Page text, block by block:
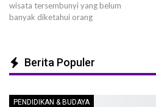
wisata tersembunyi yang belum
banyak diketahui orang
Berita Populer
PENDIDIKAN & BUDAYA